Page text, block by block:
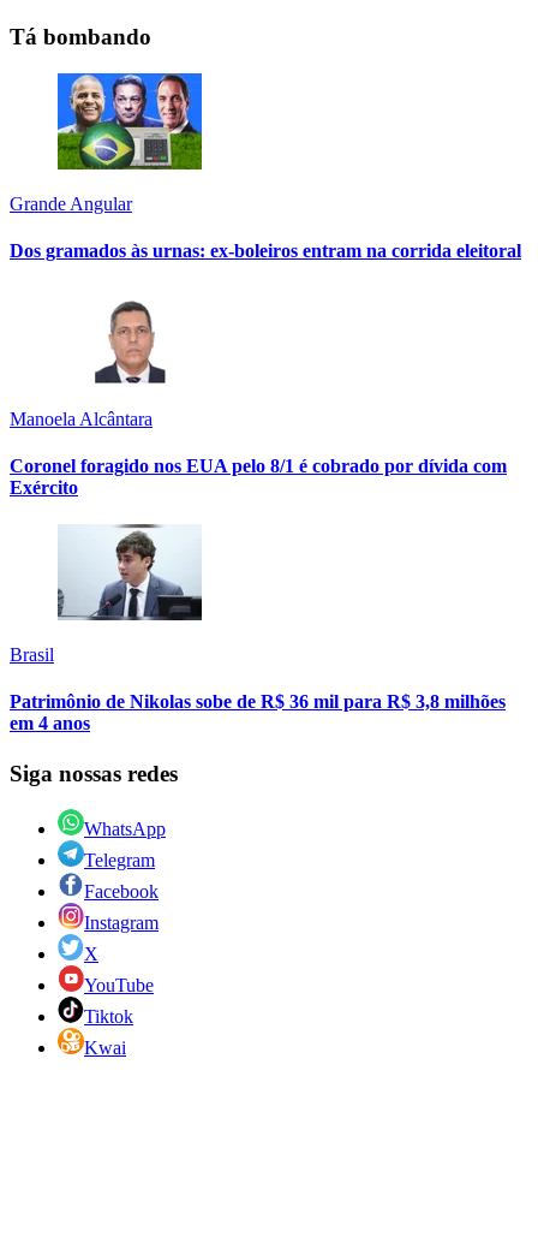
Tá bombando
Grande Angular
Dos gramados às urnas: ex-boleiros entram na corrida eleitoral
Manoela Alcântara
Coronel foragido nos EUA pelo 8/1 é cobrado por dívida com
Exército
Brasil
Patrimônio de Nikolas sobe de R$ 36 mil para R$ 3,8 milhões
em 4 anos
Siga nossas redes
WhatsApp
Telegram
Facebook
Instagram
X
YouTube
Tiktok
Kwai